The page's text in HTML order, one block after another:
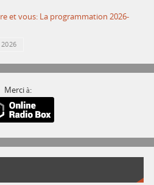
et vous: La programmation 2026-
Merci à: